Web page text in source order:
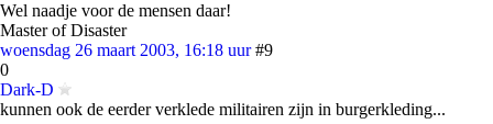
Wel naadje voor de mensen daar!
Master of Disaster
woensdag 26 maart 2003, 16:18 uur #9
0
Dark-D
kunnen ook de eerder verklede militairen zijn in burgerkleding...